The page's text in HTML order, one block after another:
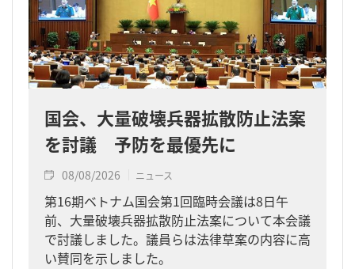
国会、大量破壊兵器拡散防止法案
を討議 予防を最優先に
08/08/2026 ニュース
第16期ベトナム国会第1回臨時会議は8日午
前、大量破壊兵器拡散防止法案について本会議
で討議しました。議員らは法律草案の内容に高
い賛同を示しました。